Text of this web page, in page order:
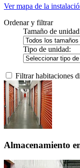
Ver mapa de la
Ordenar y filtrar
Tamaño de
Tipo de unidad:
Filtrar habitaciones
Almacenamiento